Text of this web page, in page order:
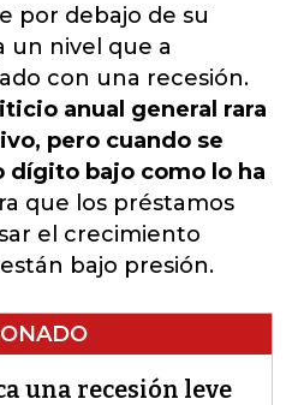
por debajo de su
un nivel que a
con una recesión.
anual general rara
pero cuando se
dígito bajo como lo ha
que los préstamos
el crecimiento
bajo presión.
una recesión leve